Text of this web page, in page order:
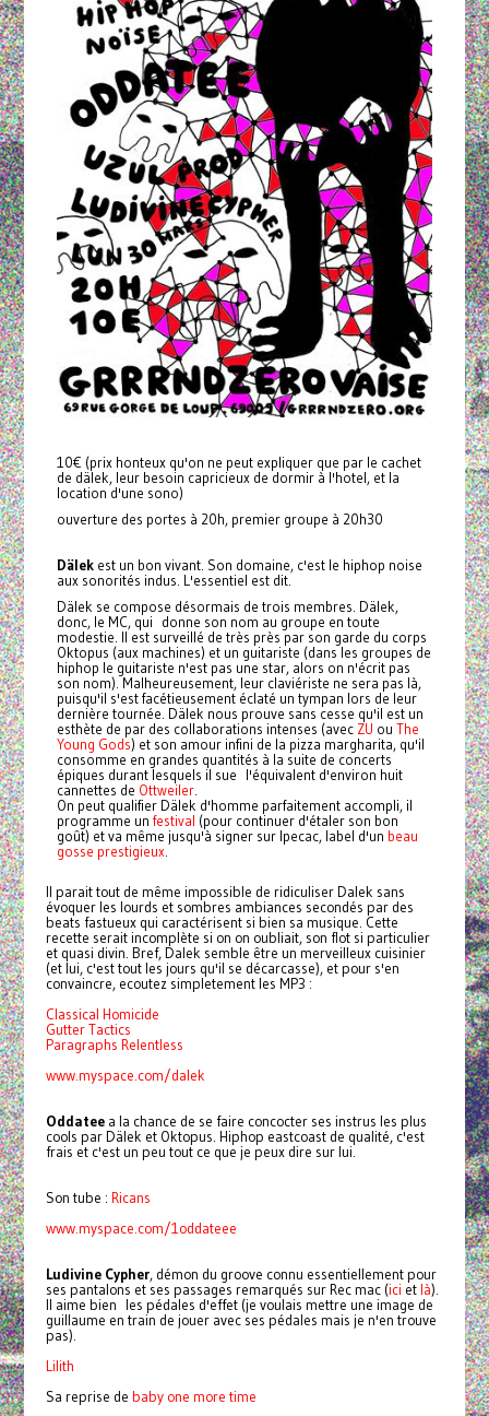
10€ (prix honteux qu'on ne peut expliquer que par le cachet
de dälek, leur besoin capricieux de dormir à l'hotel, et la
location d'une sono)
ouverture des portes à 20h, premier groupe à 20h30
Dälekest un bon vivant. Son domaine, c'est le hiphop noise
aux sonorités indus. L'essentiel est dit.
Dälek se compose désormais de trois membres. Dälek,
donc, le MC, qui donne son nom au groupe en toute
modestie. Il est surveillé de très près par son garde du corps
Oktopus (aux machines) et un guitariste (dans les groupes de
hiphop le guitariste n'est pas une star, alors on n'écrit pas
son nom). Malheureusement, leur claviériste ne sera pas là,
puisqu'il s'est facétieusement éclaté un tympan lors de leur
dernière tournée. Dälek nous prouve sans cesse qu'il est un
esthète de par des collaborations intenses (avec ZU ou The
Young Gods) et son amour infini de la pizza margharita, qu'il
consomme en grandes quantités à la suite de concerts
épiques durant lesquels il sue l'équivalent d'environ huit
cannettes de Ottweiler.
On peut qualifier Dälek d'homme parfaitement accompli, il
programme un festival (pour continuer d'étaler son bon
goût) et va même jusqu'à signer sur Ipecac, label d'un beau
gosse prestigieux
Il parait tout de même impossible de ridiculiser Dalek sans
évoquer les lourds et sombres ambiances secondés par des
beats fastueux qui caractérisent si bien sa musique. Cette
recette serait incomplète si on on oubliait, son flot si particulier
et quasi divin. Bref, Dalek semble être un merveilleux cuisinier
(et lui, c'est tout les jours qu'il se décarcasse), et pour s'en
convaincre, ecoutez simpletement les MP3 :
Classical Homicide
Gutter Tactics
Paragraphs Relentless
www.myspace.com/dalek
Oddateea la chance de se faire concocter ses instrus les plus
cools par Dälek et Oktopus. Hiphop eastcoast de qualité, c'est
frais et c'est un peu tout ce que je peux dire sur lui.
Son tube : Ricans
www.myspace.com/1oddateee
Ludivine Cypher, démon du groove connu essentiellement pour
ses pantalons et ses passages remarqués sur Rec mac (ici etlà).
Il aime bien les pédales d'effet (je voulais mettre une image de
guillaume en train de jouer avec ses pédales mais je n'en trouve
pas).
Lilith
Sa reprise de baby one more time